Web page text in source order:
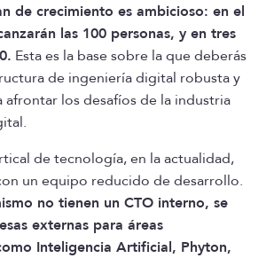
de crecimiento es ambicioso: en el
las 100 personas, y en tres
Esta es la base sobre la que deberás
de ingeniería digital robusta y
afrontar los desafíos de la industria
de tecnología, en la actualidad,
un equipo reducido de desarrollo.
no tienen un CTO interno, se
externas para áreas
Inteligencia Artificial, Phyton,